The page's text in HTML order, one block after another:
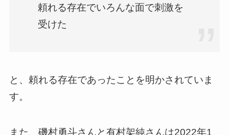
頼れる存在でいろんな面で刺激を
受けた
と、頼れる存在であったことを明かされていま
す。
また、磯村勇斗さんと有村架純さんは2022年1